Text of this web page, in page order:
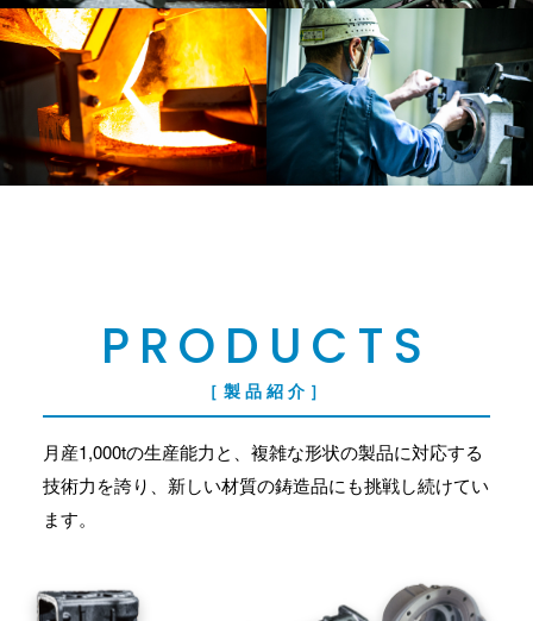
PRODUCTS
［製品紹介］
月産1,000tの生産能力と、複雑な形状の製品に対応する
技術力を誇り、新しい材質の鋳造品にも挑戦し続けてい
ます。